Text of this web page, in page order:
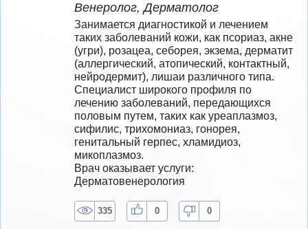
Венеролог, Дерматолог
Занимается диагностикой и лечением
таких заболеваний кожи, как псориаз, акне
(угри), розацеа, себорея, экзема, дерматит
(аллергический, атопический, контактный,
нейродермит), лишаи различного типа.
Специалист широкого профиля по
лечению заболеваний, передающихся
половым путем, таких как уреаплазмоз,
сифилис, трихомониаз, гонорея,
генитальный герпес, хламидиоз,
микоплазмоз.
Врач оказывает услуги:
Дерматовенерология
335 0 0